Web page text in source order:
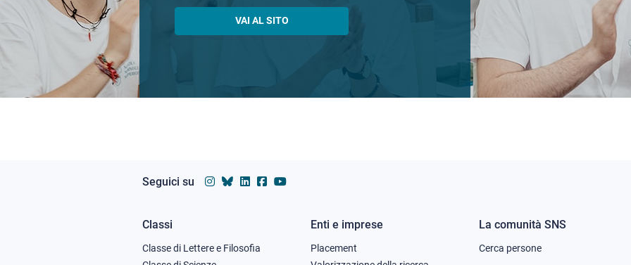
VAI AL SITO
Seguici su
Footer
Classi
Classe di Lettere e Filosofia
Footer
Enti e imprese
Placement
Footer
La comunità SNS
Cerca persone